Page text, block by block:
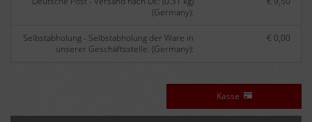
(Germany):
Selbstabholung - Selbstabholung der Ware in
unserer Geschäftsstelle. (Germany):
€ 0,00
Kasse